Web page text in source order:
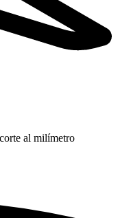
al milímetro